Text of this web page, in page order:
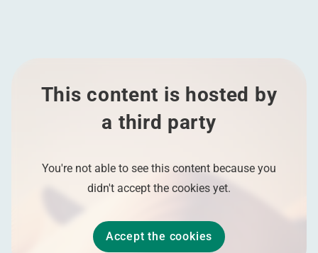
This content is hosted by
a third party
You're not able to see this content because you
didn't accept the cookies yet.
Accept the cookies